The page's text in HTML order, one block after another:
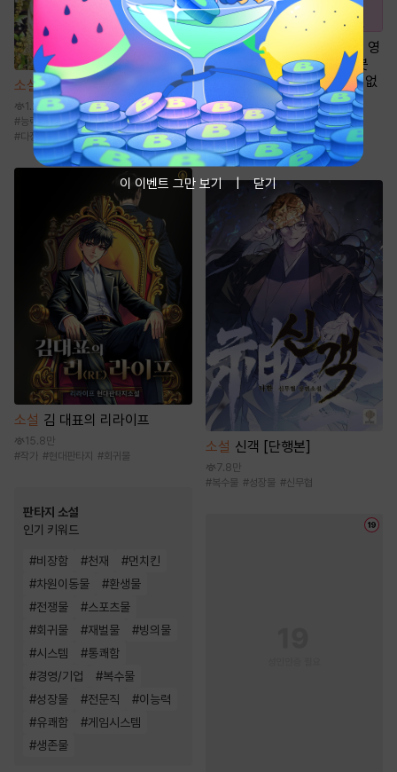
소설 가권신 [단행본]
1.2만
#능력남 #다정녀 #능력녀 #달달물
#다정남
소설 김 대표의 리라이프
15.8만
#작가 #현대판타지 #회귀물
판타지 소설
인기 키워드
#비장함 #천재 #먼치킨
#차원이동물 #환생물
#전쟁물 #스포츠물
#회귀물 #재벌물 #빙의물
#시스템 #통쾌함
#경영/기업 #복수물
#성장물 #전문직 #이능력
#유쾌함 #게임시스템
#생존물
만화 [일권만] 기억상실 악역 영
애는 공략 대상인 얀데레 의붓
오라버니에게서 도망칠 수가 없
다 [단행본]
1천
#기억상실 #집착남 #게임 #이세계물
#차원이동물
소설 신객 [단행본]
7.8만
#복수물 #성장물 #신무협
이 이벤트 그만 보기 닫기